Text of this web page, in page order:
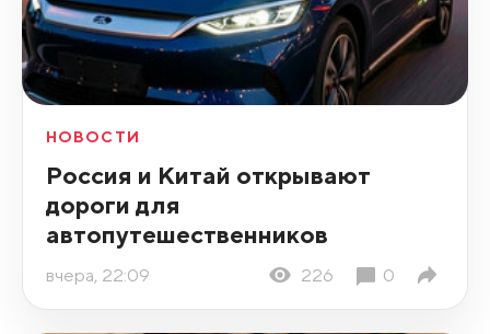
НОВОСТИ
Россия и Китай открывают
дороги для
автопутешественников
вчера, 22:09 226 0